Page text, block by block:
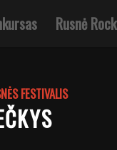
Rusnė Rock
FESTIVALIS